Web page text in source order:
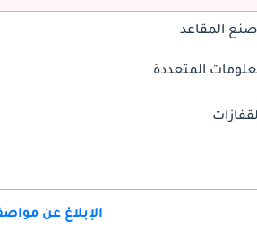
صنع المقاعد
المتعددة
الإبلاغ عن